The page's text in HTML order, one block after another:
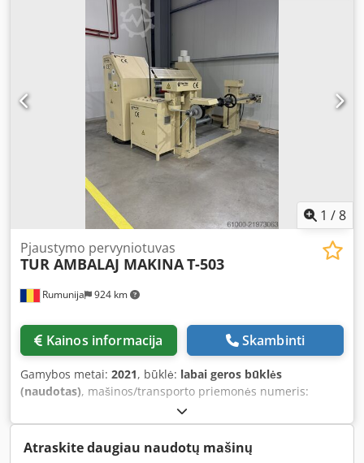
1 /8
Rumunija 924 km
Pjaustymo pervyniotuvas
TUR AMBALAJ MAKINAT-503
Kainos informacija Skambinti
Gamybos metai: 2021, būklė: labai geros būklės
(naudotas), mašinos/transporto priemonės numeris:
, T-503 POPIERIAUS PJAUSTYMO IR PERVYNIOJIMO
MAŠINA BENDRA INFORMACIJA APIE MAŠINĄ: Mašinos
svoris: ≈ 2000 kg Peilių skaičius: 12 vnt. Ritinių pakrovimo
stovas: Taip Dcedsy Twcispfx Apbek Oro velenai: Taip
Atraskite daugiau naudotų mašinų